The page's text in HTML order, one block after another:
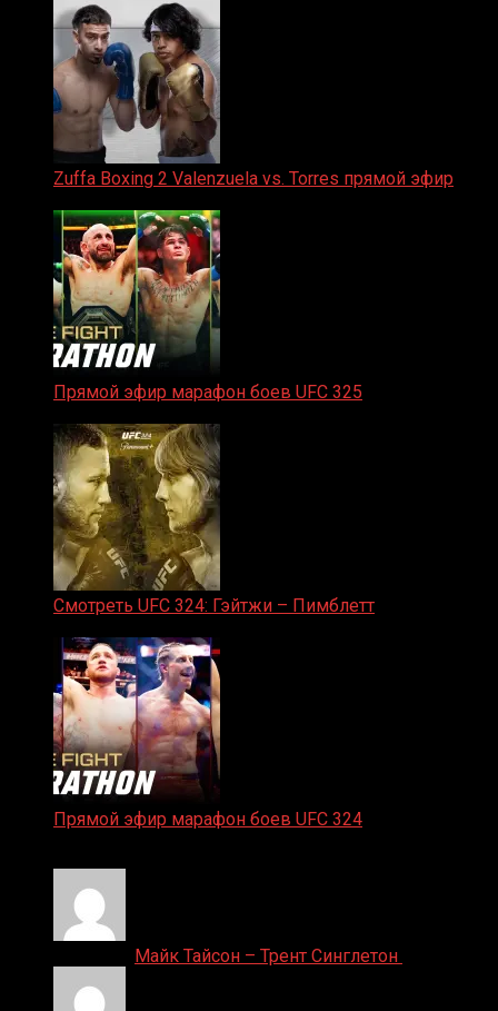
Zuffa Boxing 2 Valenzuela vs. Torres прямой эфир
Прямой эфир марафон боев UFC 325
Смотреть UFC 324: Гэйтжи – Пимблетт
Прямой эфир марафон боев UFC 324
Майк Тайсон – Трент Синглетон